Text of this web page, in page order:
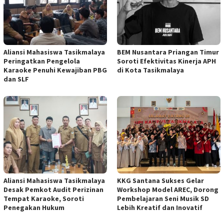
Aliansi Mahasiswa Tasikmalaya
Peringatkan Pengelola
Karaoke Penuhi Kewajiban PBG
dan SLF
BEM Nusantara Priangan Timur
Soroti Efektivitas Kinerja APH
di Kota Tasikmalaya
Aliansi Mahasiswa Tasikmalaya
Desak Pemkot Audit Perizinan
Tempat Karaoke, Soroti
Penegakan Hukum
KKG Santana Sukses Gelar
Workshop Model AREC, Dorong
Pembelajaran Seni Musik SD
Lebih Kreatif dan Inovatif